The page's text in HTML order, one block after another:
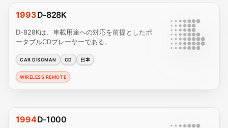
1993D-828K
D-828Kは、車載用途への対応を前提としたポ
ータブルCDプレーヤーである。
CAR DISCMAN CD 日本
WIRELESS REMOTE
1994D-1000